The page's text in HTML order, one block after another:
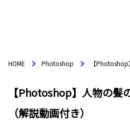
HOME Photoshop 【
【Photoshop】人物の髪
（解説動画付き）